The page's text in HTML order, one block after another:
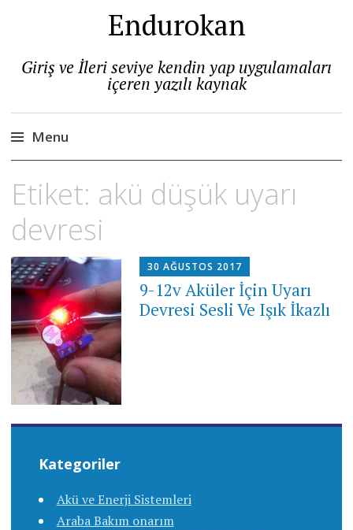
Endurokan
Giriş ve İleri seviye kendin yap uygulamaları
içeren yazılı kaynak
Menu
to
Etiket: akü düşük uyarı
devresi
30 AĞUSTOS 2017
9-12v Aküler İçin Uyarı
Devresi Sesli Ve Işık İkazlı
Kategoriler
Akü ve Enerji Sistemleri
Araba Bakım onarım